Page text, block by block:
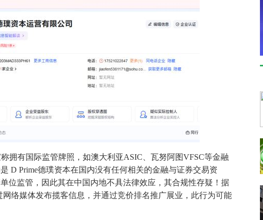
拥有国际监管牌照，如澳大利亚ASIC、瓦努阿图VFSC等金融
D Prime德璞资本在国内没有任何相关的金融与证券交易资
位监管，因此其在中国内地不具法律效应，其合规性存疑！据
网络媒体发布揽客信息，并通过竞价排名推广展业，此行为可能